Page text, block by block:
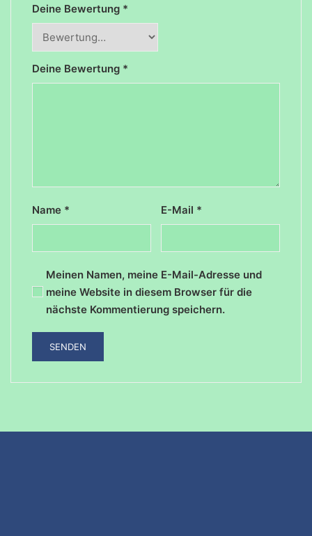
Deine Bewertung *
Deine Bewertung *
Name * E-Mail *
Meinen Namen, meine E-Mail-Adresse und
meine Website in diesem Browser für die
nächste Kommentierung speichern.